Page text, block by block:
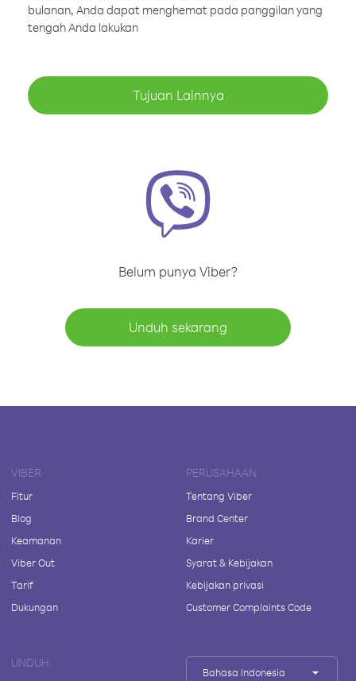
bulanan, Anda dapat menghemat pada panggilan yang
tengah Anda lakukan
Tujuan Lainnya
Belum punya Viber?
Unduh sekarang
VIBER
Fitur
Blog
Keamanan
Viber Out
Tarif
Dukungan
PERUSAHAAN
Tentang Viber
Brand Center
Karier
Syarat & Kebijakan
Kebijakan privasi
Customer Complaints Code
UNDUH
Bahasa Indonesia